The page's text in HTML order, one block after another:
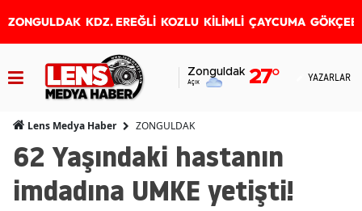
ZONGULDAK KDZ. EREĞLİ KOZLU KİLİMLİ ÇAYCUMA
Zonguldak
Açık 27° YAZARLAR
Lens Medya Haber ZONGULDAK
62 Yaşındaki hastanın
imdadına UMKE yetişti!